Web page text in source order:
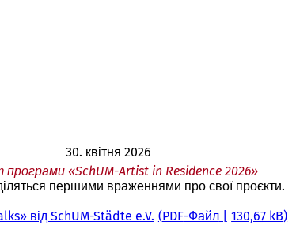
30. квітня 2026
«SchUM-Artist in Residence 2026»
першими враженнями про свої проєкти.
від SchUM-Städte e.V.
PDF-Файл
130,67 kB